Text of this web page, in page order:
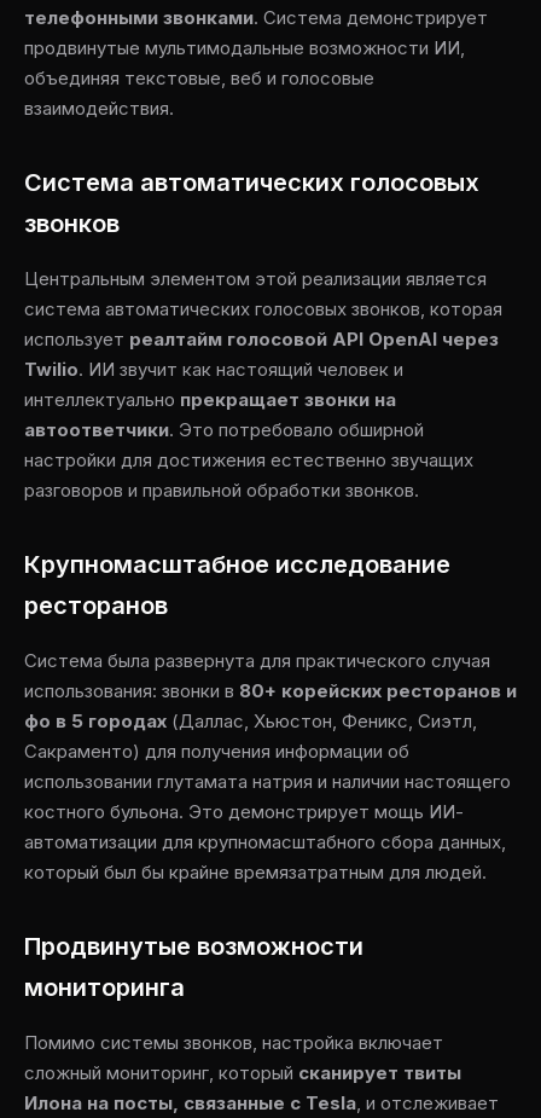
телефонными звонками. Система демонстрирует
продвинутые мультимодальные возможности ИИ,
объединяя текстовые, веб и голосовые
взаимодействия.
Система автоматических голосовых
звонков
Центральным элементом этой реализации является
система автоматических голосовых звонков, которая
использует реалтайм голосовой API OpenAI через
Twilio. ИИ звучит как настоящий человек и
интеллектуально прекращает звонки на
автоответчики. Это потребовало обширной
настройки для достижения естественно звучащих
разговоров и правильной обработки звонков.
Крупномасштабное исследование
ресторанов
Система была развернута для практического случая
использования: звонки в 80+ корейских ресторанов и
фо в 5 городах (Даллас, Хьюстон, Феникс, Сиэтл,
Сакраменто) для получения информации об
использовании глутамата натрия и наличии настоящего
костного бульона. Это демонстрирует мощь ИИ-
автоматизации для крупномасштабного сбора данных,
который был бы крайне времязатратным для людей.
Продвинутые возможности
мониторинга
Помимо системы звонков, настройка включает
сложный мониторинг, который сканирует твиты
Илона на посты, связанные с Tesla, и отслеживает